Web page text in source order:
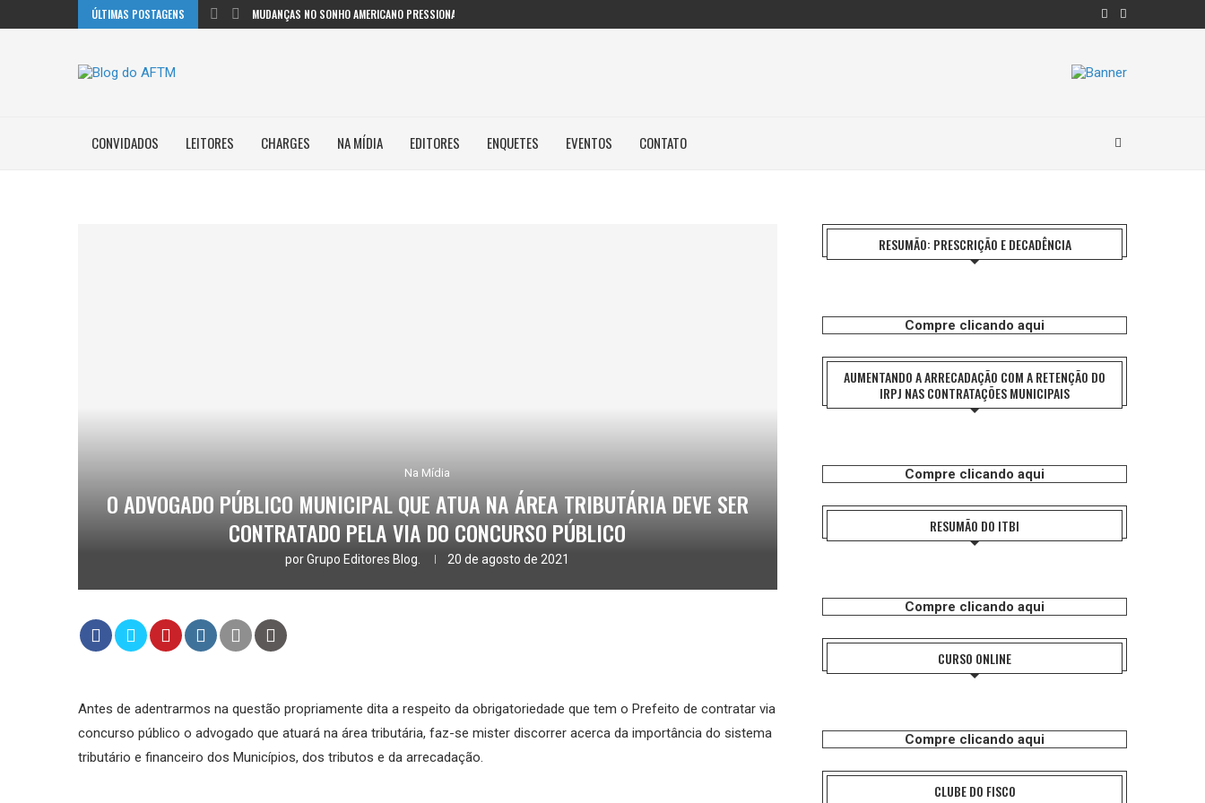
ÚLTIMAS POSTAGENS MUDANÇAS NO SONHO AMERICANO PRESSIONAM GESTORES PÚBLICOS NAS...
CONVIDADOS LEITORES CHARGES NA MÍDIA EDITORES ENQUETES EVENTOS CONTATO
Na Mídia
O ADVOGADO PÚBLICO MUNICIPAL QUE ATUA NA ÁREA TRIBUTÁRIA DEVE SER
CONTRATADO PELA VIA DO CONCURSO PÚBLICO
porGrupo Editores Blog. 20 de agosto de 2021
Antes de adentrarmos na questão propriamente dita a respeito da obrigatoriedade que tem o Prefeito de contratar via
concurso público o advogado que atuará na área tributária, faz-se mister discorrer acerca da importância do sistema
tributário e financeiro dos Municípios, dos tributos e da arrecadação.
RESUMÃO: PRESCRIÇÃO E DECADÊNCIA
Compre clicando aqui
AUMENTANDO A ARRECADAÇÃO COM A RETENÇÃO DO
IRPJ NAS CONTRATAÇÕES MUNICIPAIS
Compre clicando aqui
RESUMÃO DO ITBI
Compre clicando aqui
CURSO ONLINE
Compre clicando aqui
CLUBE DO FISCO